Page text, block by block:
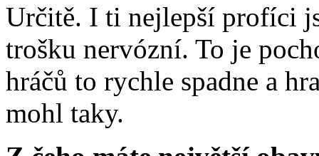
Určitě. I ti nejlepší profíci
trošku nervózní. To je
hráčů to rychle spadne a
mohl taky.